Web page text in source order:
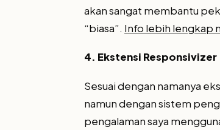
akan sangat membantu
“biasa”. Info lebih lengkap
4. Ekstensi Responsivizer
Sesuai dengan namanya
namun dengan sistem
pengalaman saya